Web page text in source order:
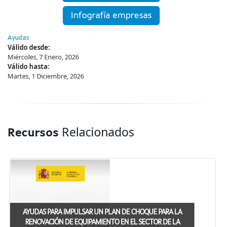
Infografía empresas
Ayudas
Válido desde:
Miércoles, 7 Enero, 2026
Válido hasta:
Martes, 1 Diciembre, 2026
Recursos Relacionados
AYUDAS PARA IMPULSAR UN PLAN DE CHOQUE PARA LA
RENOVACIÓN DE EQUIPAMIENTO EN EL SECTOR DE LA